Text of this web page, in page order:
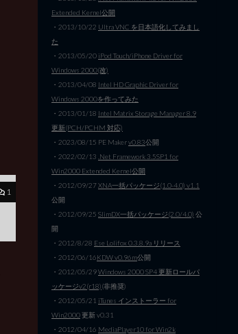
1
Extended Kernel公開
・2013/10/22 Ultra VNC を日本語化してみまし
た
・2013/05/20 iPod Touch/iPhone Driver for
Windows 2000(改)
・2013/04/08 Intel HD Graphic Driver for
Windows 2000を作ってみた
・2013/01/18 Intel Matrix Storage Manager 8.9
更新(PCH/PCHM 対応)
・2023/08/15 PE Makerv0.83公開
・2022/02/13 .Net Framework 3.5SP1 for
Win2000 Extended Kernel公開
・2012/09/27XNA一括パッケージ(1.0-4.0) v1.1
公開
・2012/09/25 SlimDX一括パッケージ(2.0/4.0) 公
開
・2012/8/28 Ese Lolifox 0.3.8.9a リリース
・2012/06/16KDW v0.96m公開
・2012/05/29Windows 2000 SP4 更新ロールパ
ッケージv2(r18)(非推奨)
・2012/05/21 iTunes インストーラー for
Win2000更新 v0.31
・2012/04/16 MediaPlayer10 for Win2k